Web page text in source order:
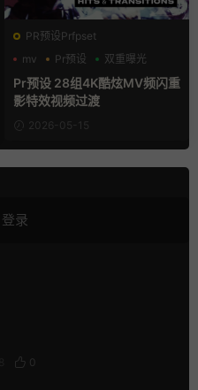
PR预设Prfpset
mv
Pr预设 双重曝光
Pr预设 28组4K酷炫MV频闪重
影特效视频过渡
2026-05-15
登录
0